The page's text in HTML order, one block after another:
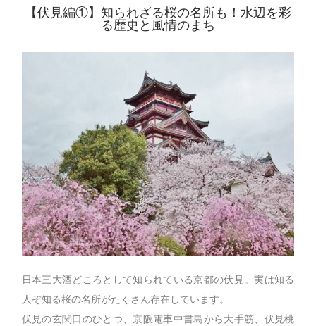
【伏見編①】知られざる桜の名所も！水辺を彩
る歴史と風情のまち
日本三大酒どころとして知られている京都の伏見。実は知る
人ぞ知る桜の名所がたくさん存在しています。
伏見の玄関口のひとつ、京阪電車中書島から大手筋、伏見桃